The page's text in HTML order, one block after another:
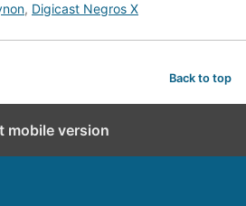
, Digicast Negros X
Back to top
mobile version